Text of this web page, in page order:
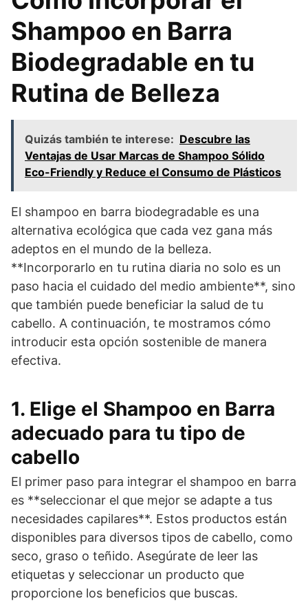
Shampoo en Barra
Biodegradable en tu
Rutina de Belleza
Quizás también te interese: Descubre las
Ventajas de Usar Marcas de Shampoo Sólido
Eco-Friendly y Reduce el Consumo de Plásticos
El shampoo en barra biodegradable es una
alternativa ecológica que cada vez gana más
adeptos en el mundo de la belleza.
**Incorporarlo en tu rutina diaria no solo es un
paso hacia el cuidado del medio ambiente**, sino
que también puede beneficiar la salud de tu
cabello. A continuación, te mostramos cómo
introducir esta opción sostenible de manera
efectiva.
1. Elige el Shampoo en Barra
adecuado para tu tipo de
cabello
El primer paso para integrar el shampoo en barra
es **seleccionar el que mejor se adapte a tus
necesidades capilares**. Estos productos están
disponibles para diversos tipos de cabello, como
seco, graso o teñido. Asegúrate de leer las
etiquetas y seleccionar un producto que
proporcione los beneficios que buscas.